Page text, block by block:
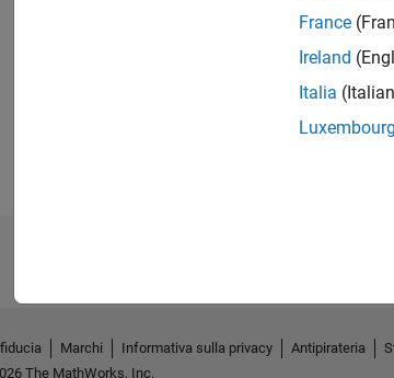
France
Ireland
Italia
Luxembourg
Marchi Informativa sulla privacy Antipirateria
The MathWorks, Inc.